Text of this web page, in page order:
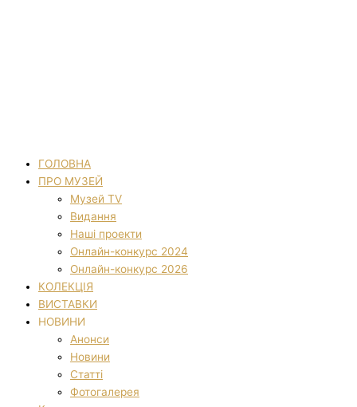
ГОЛОВНА
ПРО МУЗЕЙ
Музей TV
Видання
Наші проекти
Онлайн-конкурс 2024
Онлайн-конкурс 2026
КОЛЕКЦІЯ
ВИСТАВКИ
НОВИНИ
Анонси
Новини
Статті
Фотогалерея